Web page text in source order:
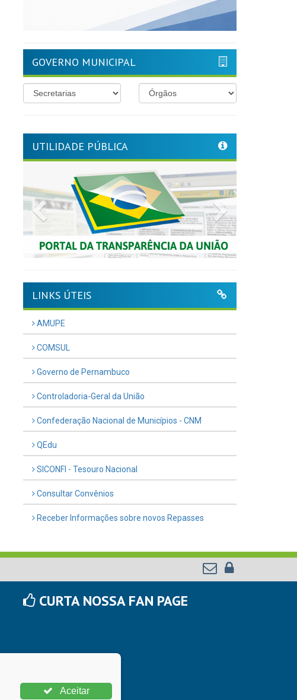
GOVERNO MUNICIPAL
UTILIDADE PÚBLICA
Previous
LINKS ÚTEIS
AMUPE
COMSUL
Governo de Pernambuco
Controladoria-Geral da União
Confederação Nacional de Municípios - CNM
QEdu
SICONFI - Tesouro Nacional
Consultar Convênios
Receber Informações sobre novos Repasses
CURTA NOSSA FAN PAGE
Aceitar